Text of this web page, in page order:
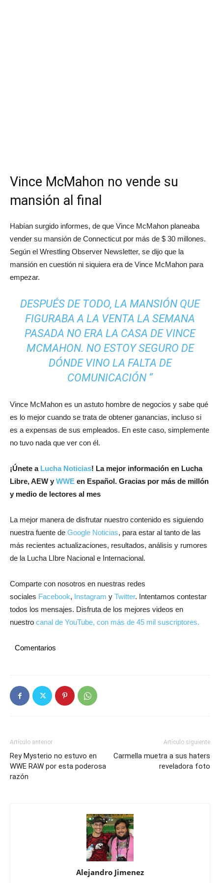
Vince McMahon no vende su
mansión al final
Habían surgido informes, de que Vince McMahon planeaba
vender su mansión de Connecticut por más de $ 30 millones.
Según el Wrestling Observer Newsletter, se dijo que la
mansión en cuestión ni siquiera era de Vince McMahon para
empezar.
DESPUÉS DE TODO, LA MANSIÓN QUE
FIGURABA A LA VENTA LA SEMANA
PASADA NO ERA LA CASA DE VINCE
MCMAHON. NO ESTOY SEGURO DE
DÓNDE VINO LA FALTA DE
COMUNICACIÓN “
Vince McMahon es un astuto hombre de negocios y sabe qué
es lo mejor cuando se trata de obtener ganancias, incluso si
es a expensas de sus empleados. En este caso, simplemente
no tuvo nada que ver con él.
¡Únete a Lucha Noticias! La mejor información en Lucha
Libre, AEW y WWE en Español. Gracias por más de millón
y medio de lectores al mes
La mejor manera de disfrutar nuestro contenido es siguiendo
nuestra fuente de Google Noticias, para estar al tanto de las
más recientes actualizaciones, resultados, análisis y rumores
de la Lucha LIbre Nacional e Internacional.
Comparte con nosotros en nuestras redes
sociales Facebook, Instagram y Twitter. Intentamos contestar
todos los mensajes. Disfruta de los mejores videos en
nuestro canal de YouTube, con más de 45 mil suscriptores.
Comentarios
Artículo anterior
Rey Mysterio no estuvo en
WWE RAW por esta poderosa
razón
Artículo siguiente
Carmella muetra a sus haters
reveladora foto
Alejandro Jimenez